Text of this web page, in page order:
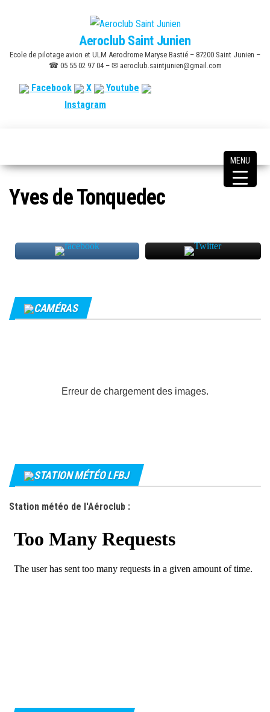
content
Aeroclub Saint Junien
Ecole de pilotage avion et ULM Aerodrome Maryse Bastié – 87200 Saint Junien –
☎ 05 55 02 97 04 – ✉ aeroclub.saintjunien@gmail.com
Facebook X
Youtube
Instagram
Yves de Tonquedec
CAMÉRAS
Erreur de chargement des images.
STATION MÉTÉO LFBJ
Station météo de l'Aéroclub :
MENU